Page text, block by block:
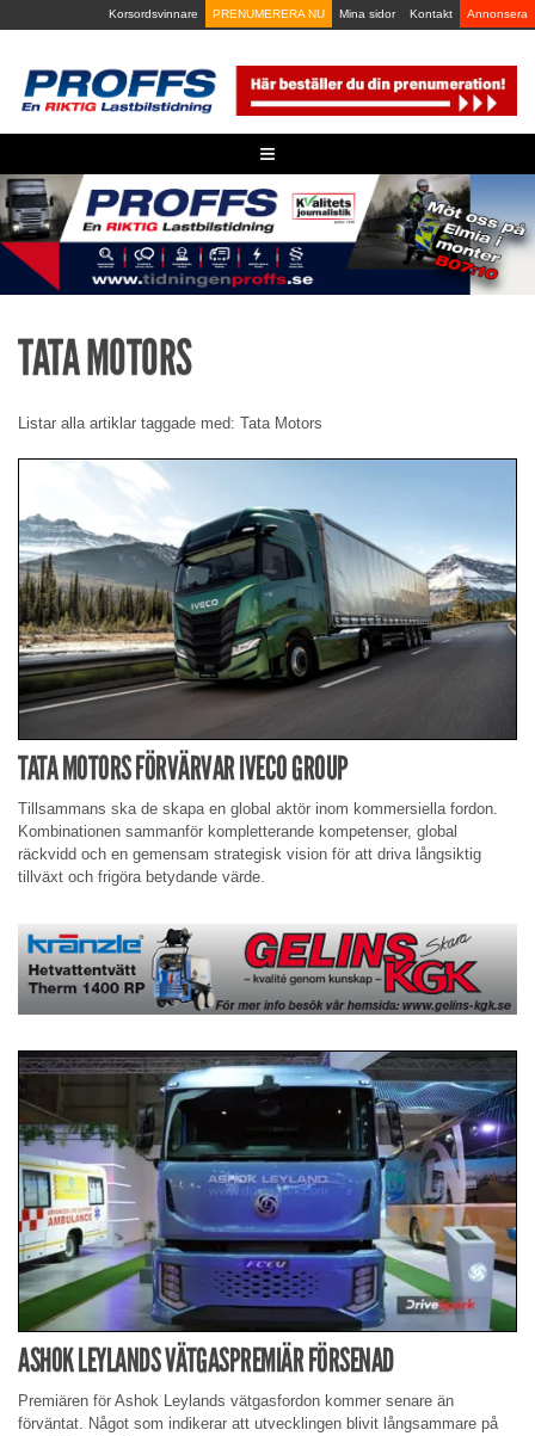
to
Korsordsvinnare PRENUMERERA NU Mina sidor Kontakt Annonsera
≡
TATA MOTORS
Listar alla artiklar taggade med: Tata Motors
TATA MOTORS FÖRVÄRVAR IVECO GROUP
Tillsammans ska de skapa en global aktör inom kommersiella fordon.
Kombinationen sammanför kompletterande kompetenser, global
räckvidd och en gemensam strategisk vision för att driva långsiktig
tillväxt och frigöra betydande värde.
ASHOK LEYLANDS VÄTGASPREMIÄR FÖRSENAD
Premiären för Ashok Leylands vätgasfordon kommer senare än
förväntat. Något som indikerar att utvecklingen blivit långsammare på